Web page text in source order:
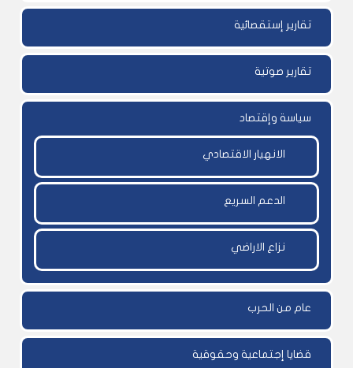
تقارير إستقصائية
تقارير صوتية
سياسة وإقتصاد
الانهيار الاقتصادي
الدعم السريع
نزاع الاراضي
عام من الحرب
قضايا إجتماعية وحقوقية